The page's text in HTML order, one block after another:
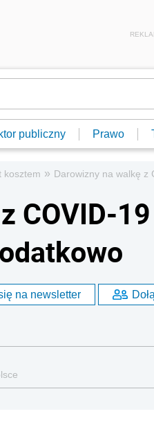
publiczny Prawo
kosztem » Darowizny na walkę z
COVID-
na newsletter